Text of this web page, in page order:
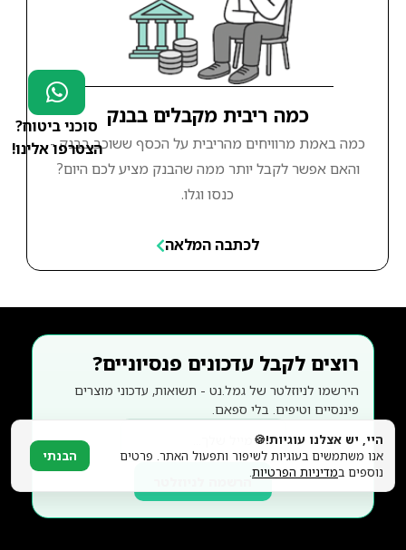
כמה ריבית מקבלים בבנק
כמה באמת מרוויחים מהריבית על הכסף ששוכב בבנק -
והאם אפשר לקבל יותר ממה שהבנק מציע לכם היום?
כנסו וגלו.
לכתבה המלאה
רוצים לקבל עדכונים פנסיוניים?
הירשמו לניוזלטר של גמל.נט - תשואות, עדכוני מוצרים
פיננסיים וטיפים. בלי ספאם.
הרשמה לניוזלטר
סוכני ביטוח?
הצטרפו אלינו!
היי, יש אצלנו עוגיות!🍪
אנו משתמשים בעוגיות לשיפור ותפעול האתר. פרטים
נוספים במדיניות הפרטיות.
הבנתי